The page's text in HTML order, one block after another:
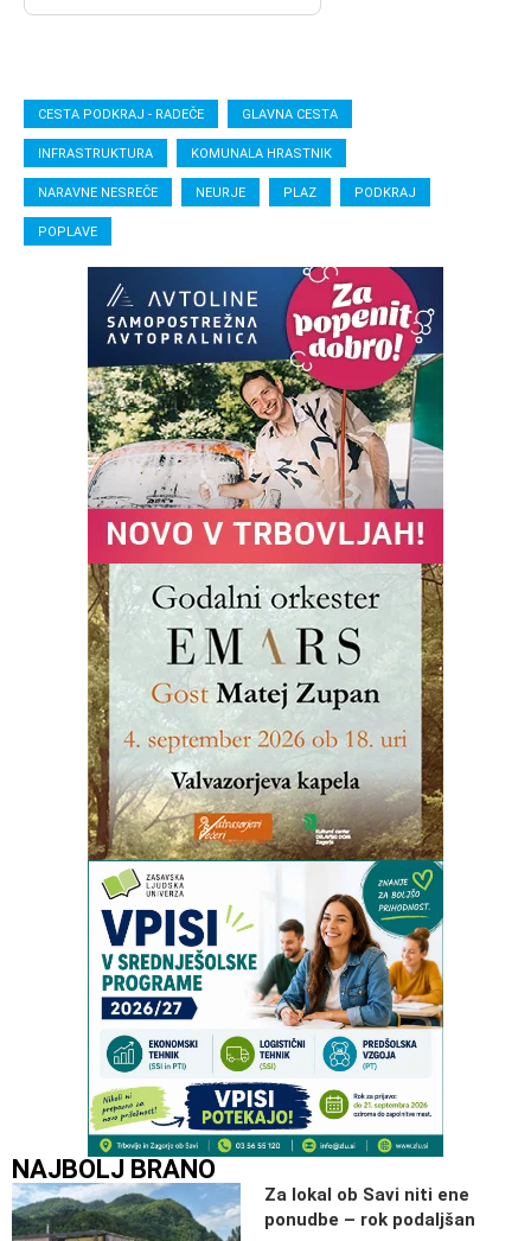
CESTA PODKRAJ - RADEČE GLAVNA CESTA
INFRASTRUKTURA KOMUNALA HRASTNIK
NARAVNE NESREČE NEURJE PLAZ PODKRAJ
POPLAVE
NAJBOLJ BRANO
Za lokal ob Savi niti ene
ponudbe – rok podaljšan